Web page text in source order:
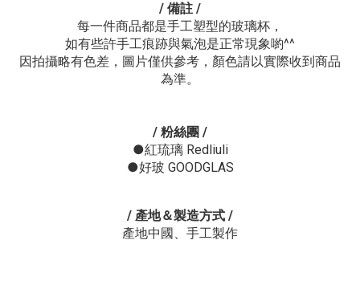
/ 備註 /
每一件商品都是手工塑型的玻璃杯，
如有些許手工痕跡與氣泡是正常現象喲^^
因拍攝略有色差，圖片僅供參考，顏色請以實際收到商品
為準。
/ 粉絲團 /
●紅琉璃 Redliuli
●好玻 GOODGLAS
/ 產地＆製造方式 /
產地中國、手工製作